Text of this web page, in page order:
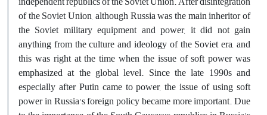
of the Soviet Union, although Russia was the main inheritor of
the Soviet military equipment and power, it did not gain
anything from the culture and ideology of the Soviet era, and
this was right at the time when the issue of soft power was
emphasized at the global level. Since the late 1990s and
especially after Putin came to power, the issue of using soft
power in Russia's foreign policy became more important. Due